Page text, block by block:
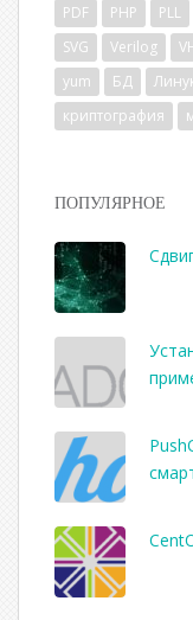
PDF
PHP PLL
SVG
Verilog
yum
БД
криптография
ПОПУЛЯРНОЕ